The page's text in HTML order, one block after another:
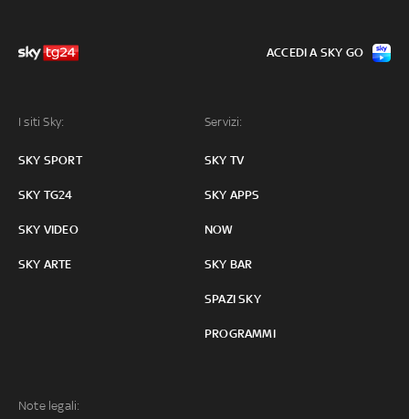
I siti Sky:
SKY SPORT
SKY TG24
SKY VIDEO
SKY ARTE
Servizi:
SKY TV
SKY APPS
NOW
SKY BAR
SPAZI SKY
PROGRAMMI
Note legali:
ACCEDI A SKY GO